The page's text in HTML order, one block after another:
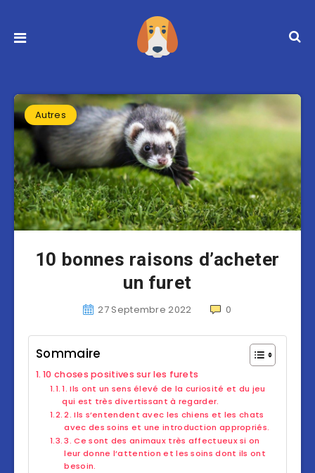
Autres
10 bonnes raisons d’acheter
un furet
27 Septembre 2022 0
Sommaire
10 choses positives sur les furets
1. Ils ont un sens élevé de la curiosité et du jeu
qui est très divertissant à regarder.
2. Ils s’entendent avec les chiens et les chats
avec des soins et une introduction appropriés.
3. Ce sont des animaux très affectueux si on
leur donne l’attention et les soins dont ils ont
besoin.